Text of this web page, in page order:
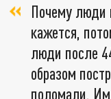
Почему люди
кажется,
люди после
образом
поломали.